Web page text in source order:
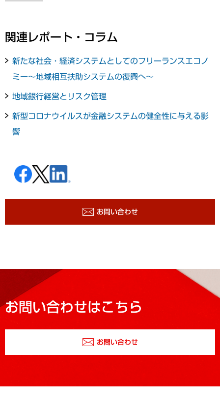
関連レポート・コラム
新たな社会・経済システムとしてのフリーランスエコノ
ミー～地域相互扶助システムの復興へ～
地域銀行経営とリスク管理
新型コロナウイルスが金融システムの健全性に与える影
響
お問い合わせ
お問い合わせはこちら
お問い合わせ